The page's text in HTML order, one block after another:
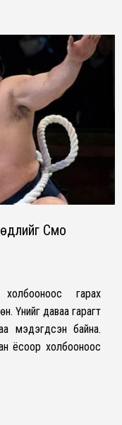
Сүмо
гарах
Үүнийг даваа гарагт
мэдэгдсэн байна.
ёсоор холбооноос